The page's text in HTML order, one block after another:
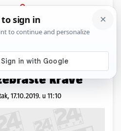
PRIJAVA
Lifestyle Komentari
Muhe će
krave
17.10.2019. u 11:10